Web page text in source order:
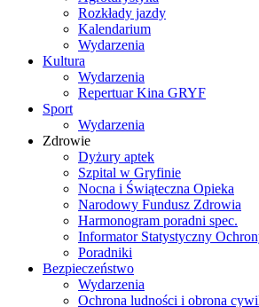
Rozkłady jazdy
Kalendarium
Wydarzenia
Kultura
Wydarzenia
Repertuar Kina GRYF
Sport
Wydarzenia
Zdrowie
Dyżury aptek
Szpital w Gryfinie
Nocna i Świąteczna Opieka
Narodowy Fundusz Zdrowia
Harmonogram poradni spec.
Informator Statystyczny
Poradniki
Bezpieczeństwo
Wydarzenia
Ochrona ludności i obrona